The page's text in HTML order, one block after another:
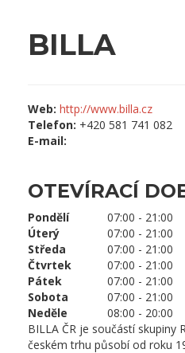
BILLA
Web: http://www.billa.cz
Telefon: +420 581 741 082
E-mail:
OTEVÍRACÍ
Pondělí
07:00 - 21:00
Úterý
07:00 - 21:00
Středa
07:00 - 21:00
Čtvrtek
07:00 - 21:00
Pátek
07:00 - 21:00
Sobota
07:00 - 21:00
Neděle
08:00 - 20:00
BILLA ČR je součástí skupiny
českém trhu působí od roku